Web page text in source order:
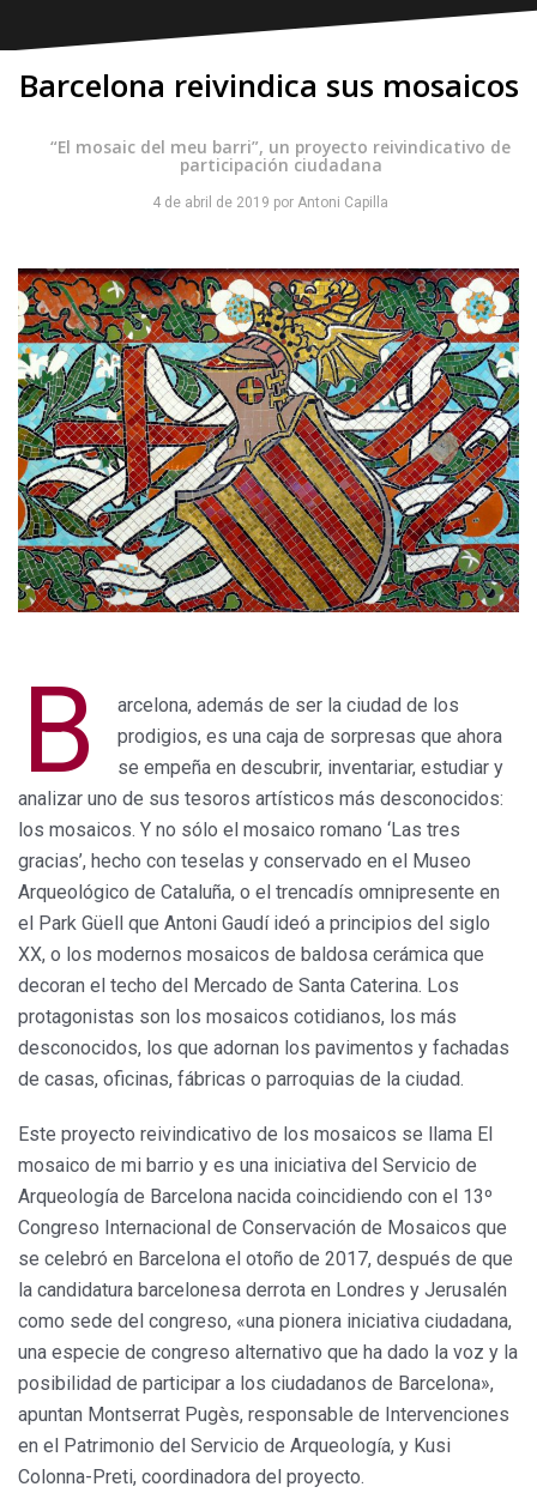
Barcelona reivindica sus mosaicos
“El mosaic del meu barri”, un proyecto reivindicativo de
participación ciudadana
4 de abril de 2019 por Antoni Capilla
B
arcelona, además de ser la ciudad de los
prodigios, es una caja de sorpresas que ahora
se empeña en descubrir, inventariar, estudiar y
analizar uno de sus tesoros artísticos más desconocidos:
los mosaicos. Y no sólo el mosaico romano ‘Las tres
gracias’, hecho con teselas y conservado en el Museo
Arqueológico de Cataluña, o el trencadís omnipresente en
el Park Güell que Antoni Gaudí ideó a principios del siglo
XX, o los modernos mosaicos de baldosa cerámica que
decoran el techo del Mercado de Santa Caterina. Los
protagonistas son los mosaicos cotidianos, los más
desconocidos, los que adornan los pavimentos y fachadas
de casas, oficinas, fábricas o parroquias de la ciudad.
Este proyecto reivindicativo de los mosaicos se llama El
mosaico de mi barrio y es una iniciativa del Servicio de
Arqueología de Barcelona nacida coincidiendo con el 13º
Congreso Internacional de Conservación de Mosaicos que
se celebró en Barcelona el otoño de 2017, después de que
la candidatura barcelonesa derrota en Londres y Jerusalén
como sede del congreso, «una pionera iniciativa ciudadana,
una especie de congreso alternativo que ha dado la voz y la
posibilidad de participar a los ciudadanos de Barcelona»,
apuntan Montserrat Pugès, responsable de Intervenciones
en el Patrimonio del Servicio de Arqueología, y Kusi
Colonna-Preti, coordinadora del proyecto.